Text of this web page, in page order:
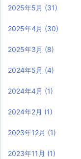
2025年5月 (31)
2025年4月 (30)
2025年3月 (8)
2024年5月 (4)
2024年4月 (1)
2024年2月 (1)
2023年12月 (1)
2023年11月 (1)